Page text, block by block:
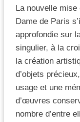
La nouvelle
Dame de Paris
approfondie sur
singulier, à la
la création
d’objets
usage et une
d’œuvres
nombre d’entre